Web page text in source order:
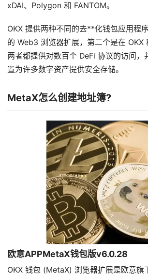
xDAI、Polygon 和 FANTOM。
OKX 提供两种不同的去**化钱包应用程
的 Web3 浏览器扩展，第二个是在 OKX
两者都提供对数百个 DeFi 协议的访问，
置为许多数字资产提供安全存储。
MetaX怎么创建地址簿?
欧意APPMetaX钱包版v6.0.28
OKX 钱包 (MetaX) 浏览器扩展是欧意旗